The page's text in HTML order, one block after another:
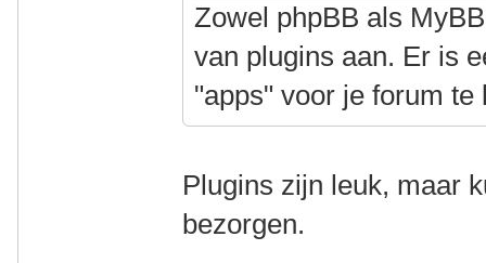
Zowel phpBB als
van plugins aan. Er is
"apps" voor je forum te
Plugins zijn leuk, maar
bezorgen.